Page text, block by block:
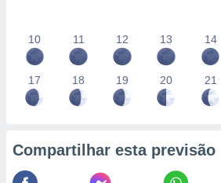
10 11 12 13 14
17 18 19 20 21
Compartilhar esta previsão